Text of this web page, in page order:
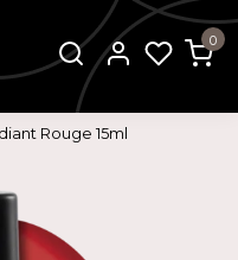
0
Rouge 15ml